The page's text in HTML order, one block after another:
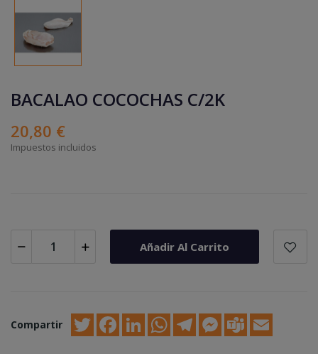
BACALAO COCOCHAS C/2K
20,80 €
Impuestos incluidos
Añadir Al Carrito
Compartir TwitterFacebookLinkedInWhatsAppTelegramMessenger
Teams